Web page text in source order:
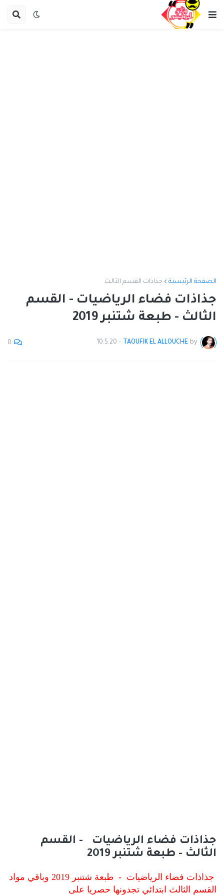
الصفحة الرئيسية جذاذات القسم الثالث
جذاذات فضاء الرياضيات - القسم
الثالث - طبعة شتنبر 2019
by
TAOUFIK EL ALLOUCHE
-
10.5.20
0
جذاذات فضاء الرياضيات - القسم
الثالث - طبعة شتنبر 2019
جذاذات فضاء الرياضيات - طبعة شتنبر 2019 وباقي مواد
القسم الثالث ابتدائي تجدونها حصريا على